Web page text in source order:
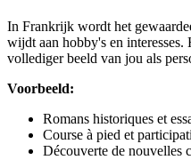
In Frankrijk wordt het
wijdt aan hobby's en interesses.
vollediger beeld van jou als
Voorbeeld:
Romans historiques et
Course à pied et
Découverte de nouvelles